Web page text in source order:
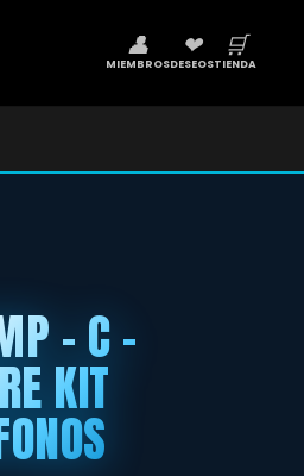
👤
MIEMBROS
❤
DESEOS
🛒
TIENDA
- C -
KIT